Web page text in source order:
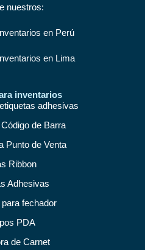
nuestros:
en Perú
en Lima
inventarios
adhesivas
de Barra
Punto de Venta
Ribbon
Adhesivas
fechador
PDA
de Carnet